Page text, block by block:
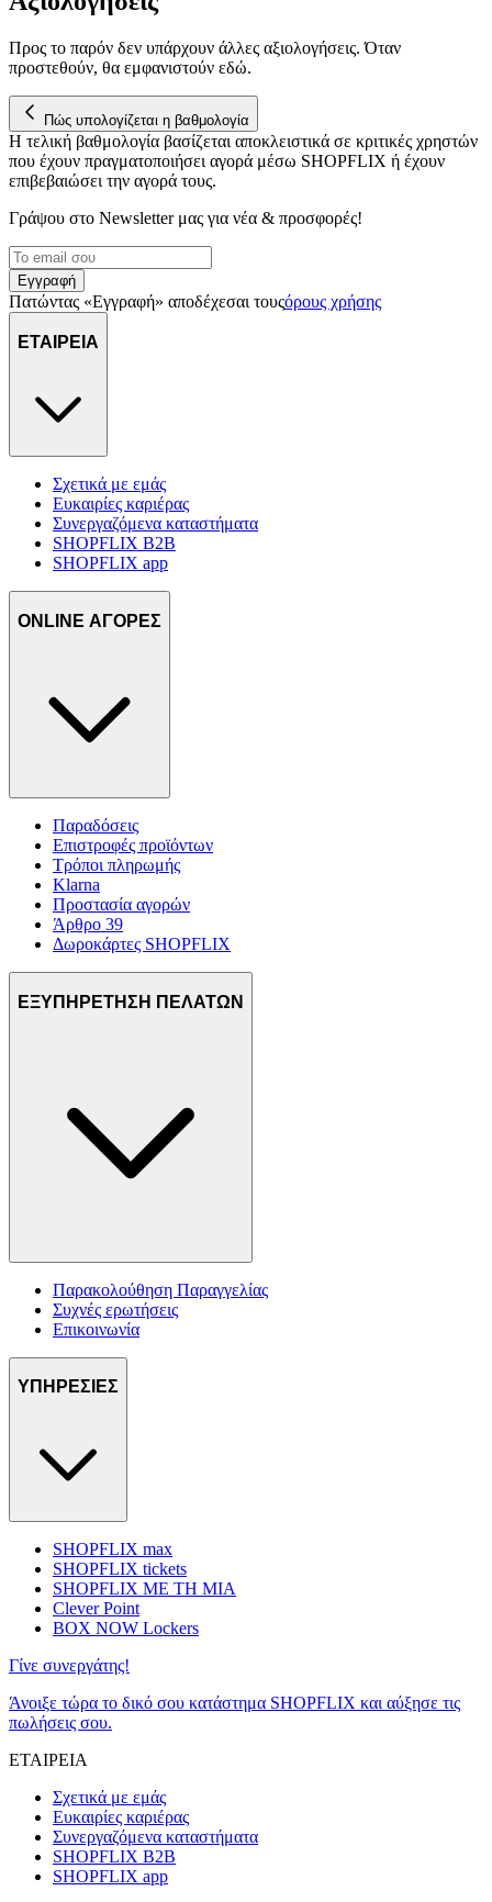
Προς το παρόν δεν υπάρχουν άλλες αξιολογήσεις. Όταν
προστεθούν, θα εμφανιστούν εδώ.
Πώς υπολογίζεται η βαθμολογία
Η τελική βαθμολογία βασίζεται αποκλειστικά σε κριτικές χρηστών
που έχουν πραγματοποιήσει αγορά μέσω SHOPFLIX ή έχουν
επιβεβαιώσει την αγορά τους.
Γράψου στο Νewsletter μας για νέα & προσφορές!
Εγγραφή
Πατώντας «Εγγραφή» αποδέχεσαι τουςόρους χρήσης
ΕΤΑΙΡΕΙΑ
Σχετικά με εμάς
Ευκαιρίες καριέρας
Συνεργαζόμενα καταστήματα
SHOPFLIX B2B
SHOPFLIX app
ONLINE ΑΓΟΡΕΣ
Παραδόσεις
Επιστροφές προϊόντων
Τρόποι πληρωμής
Klarna
Προστασία αγορών
Άρθρο 39
Δωροκάρτες SHOPFLIX
ΕΞΥΠΗΡΕΤΗΣΗ ΠΕΛΑΤΩΝ
Παρακολούθηση Παραγγελίας
Συχνές ερωτήσεις
Επικοινωνία
ΥΠΗΡΕΣΙΕΣ
SHOPFLIX max
SHOPFLIX tickets
SHOPFLIX ΜΕ ΤΗ ΜΙΑ
Clever Point
BOX NOW Lockers
Γίνε συνεργάτης!
Άνοιξε τώρα το δικό σου κατάστημα SHOPFLIX και αύξησε τις
πωλήσεις σου.
ΕΤΑΙΡΕΙΑ
Σχετικά με εμάς
Ευκαιρίες καριέρας
Συνεργαζόμενα καταστήματα
SHOPFLIX B2B
SHOPFLIX app